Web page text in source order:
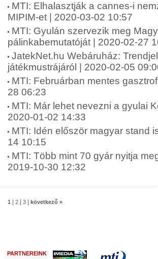
MTI: Elhalasztják a cannes-i
MIPIM-et | 2020-03-02 10:57
MTI: Gyulán szervezik meg
pálinkabemutatóját | 2020-02-27
JatekNet.hu Webáruház:
játékmustrájáról | 2020-02-05
MTI: Februárban mentes
28 06:23
MTI: Már lehet nevezni a gyulai
2020-01-02 14:33
MTI: Idén először magyar stand
14 10:15
MTI: Több mint 70 gyár nyitja
2019-10-30 12:32
1 2 3 következő »
PARTNEREINK